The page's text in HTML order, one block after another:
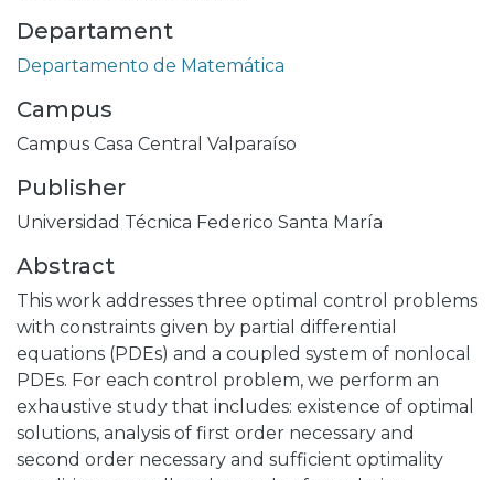
Departament
Departamento de Matemática
Campus
Campus Casa Central Valparaíso
Publisher
Universidad Técnica Federico Santa María
Abstract
This work addresses three optimal control problems
with constraints given by partial differential
equations (PDEs) and a coupled system of nonlocal
PDEs. For each control problem, we perform an
exhaustive study that includes: existence of optimal
solutions, analysis of first order necessary and
second order necessary and sufficient optimality